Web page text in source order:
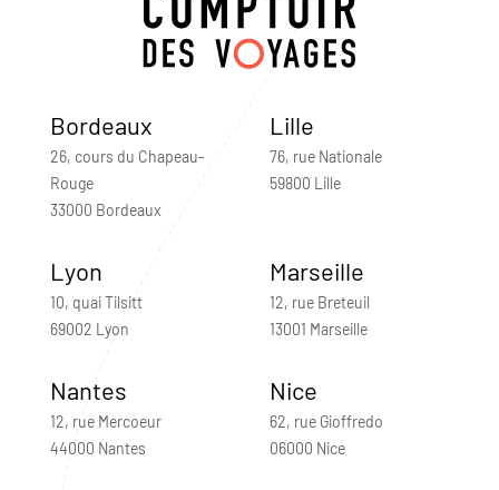
Bordeaux
26, cours du Chapeau-
Rouge
33000 Bordeaux
Lille
76, rue Nationale
59800 Lille
Lyon
10, quai Tilsitt
69002 Lyon
Marseille
12, rue Breteuil
13001 Marseille
Nantes
12, rue Mercoeur
44000 Nantes
Nice
62, rue Gioffredo
06000 Nice